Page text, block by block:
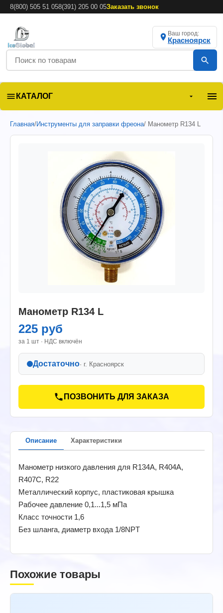
8(800) 505 51 058(391) 205 00 05Заказать звонок
Ваш город:
Красноярск
КАТАЛОГ
Главная/Инструменты для заправки фреона/ Манометр R134 L
Манометр R134 L
225 руб
за 1 шт · НДС включён
Достаточно· г. Красноярск
ПОЗВОНИТЬ ДЛЯ ЗАКАЗА
Описание Характеристики
Манометр низкого давления для R134A, R404A,
R407С, R22
Металлический корпус, пластиковая крышка
Рабочее давление 0,1...1,5 мПа
Класс точности 1,6
Без шланга, диаметр входа 1/8NPT
Похожие товары